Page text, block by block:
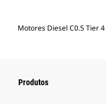
Motores Diesel C0.5 Tier
Produtos